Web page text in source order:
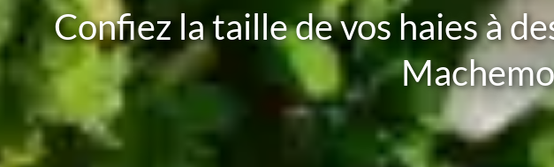
Confiez la taille de vos haies à